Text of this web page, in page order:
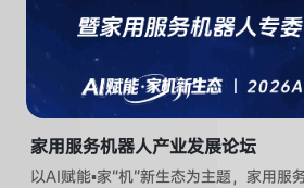
家用服务机器人产业发展论坛
以AI赋能▪家“机”新生态为主题，家用服